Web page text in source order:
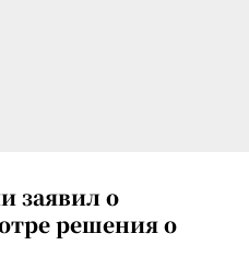
заявил о
решения о